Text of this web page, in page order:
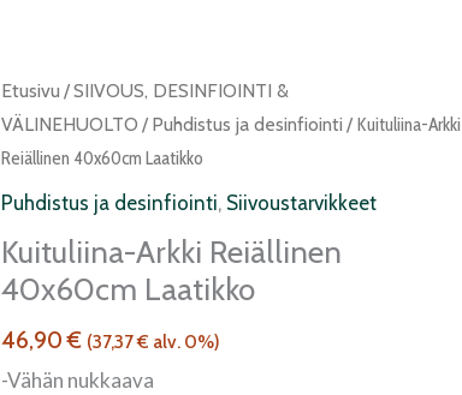
Etusivu /SIIVOUS, DESINFIOINTI &
VÄLINEHUOLTO / Puhdistus ja desinfiointi / Kuituliina-Arkki
Reiällinen 40x60cm Laatikko
Puhdistus ja desinfiointi, Siivoustarvikkeet
Kuituliina-Arkki Reiällinen
40x60cm Laatikko
46,90€ (37,37€ alv. 0%)
-Vähän nukkaava
Kuituliina-
arkki
reiällinen
40x60cm
määrä